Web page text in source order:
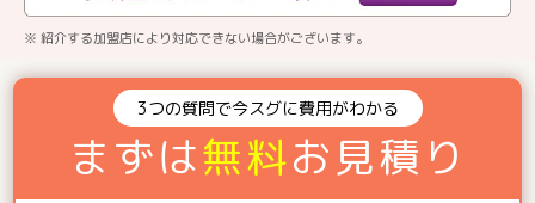
※ 紹介する加盟店により対応できない場合がございます。
3つの質問で今スグに費用がわかる
まずは無料お見積り